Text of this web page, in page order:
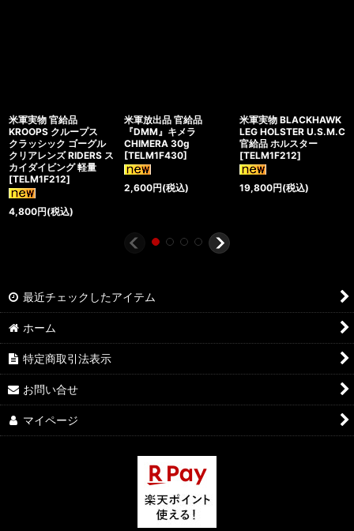
米軍実物 官給品
KROOPS クループス
クラッシック ゴーグル
クリアレンズ RIDERS ス
カイダイビング 軽量
[TELM1F212]
4,800円(税込)
米軍放出品 官給品
『DMM』キメラ
CHIMERA 30g
[TELM1F430]
2,600円(税込)
米軍実物 BLACKHAWK
LEG HOLSTER U.S.M.C
官給品 ホルスター
[TELM1F212]
19,800円(税込)
最近チェックしたアイテム
ホーム
特定商取引法表示
お問い合せ
マイページ